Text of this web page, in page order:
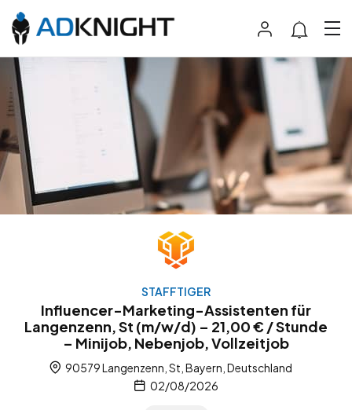
STAFFTIGER
Influencer-Marketing-Assistenten für
Langenzenn, St (m/w/d) – 21,00 € / Stunde
– Minijob, Nebenjob, Vollzeitjob
90579 Langenzenn, St, Bayern, Deutschland
02/08/2026